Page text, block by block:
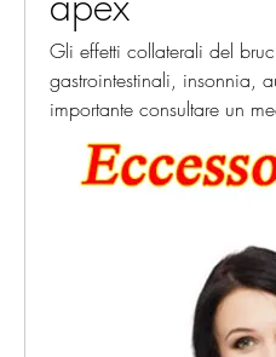
Gli effetti collaterali del
gastrointestinali, insonnia,
importante consultare un